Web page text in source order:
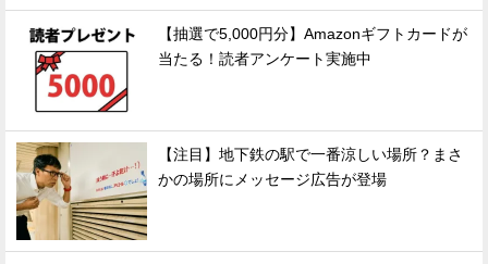
【抽選で5,000円分】Amazonギフトカードが
当たる！読者アンケート実施中
【注目】地下鉄の駅で一番涼しい場所？まさ
かの場所にメッセージ広告が登場